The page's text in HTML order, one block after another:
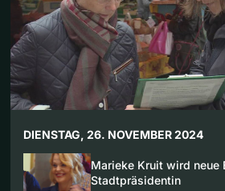
DIENSTAG, 26. NOVEMBER 2024
Marieke Kruit wird neue
Stadtpräsidentin